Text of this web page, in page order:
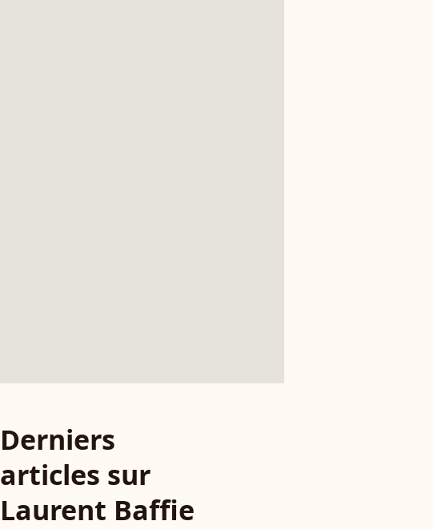
Derniers
articles sur
Laurent Baffie